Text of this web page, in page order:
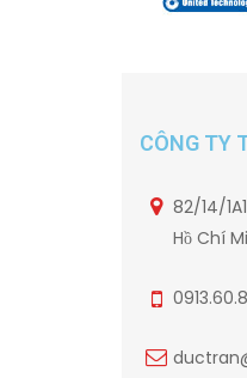
CÔNG TY
82/14/
Hồ Chí